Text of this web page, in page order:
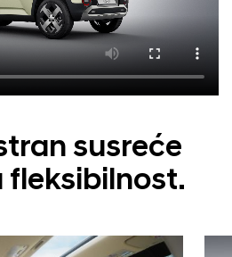
susreće
fleksibilnost.